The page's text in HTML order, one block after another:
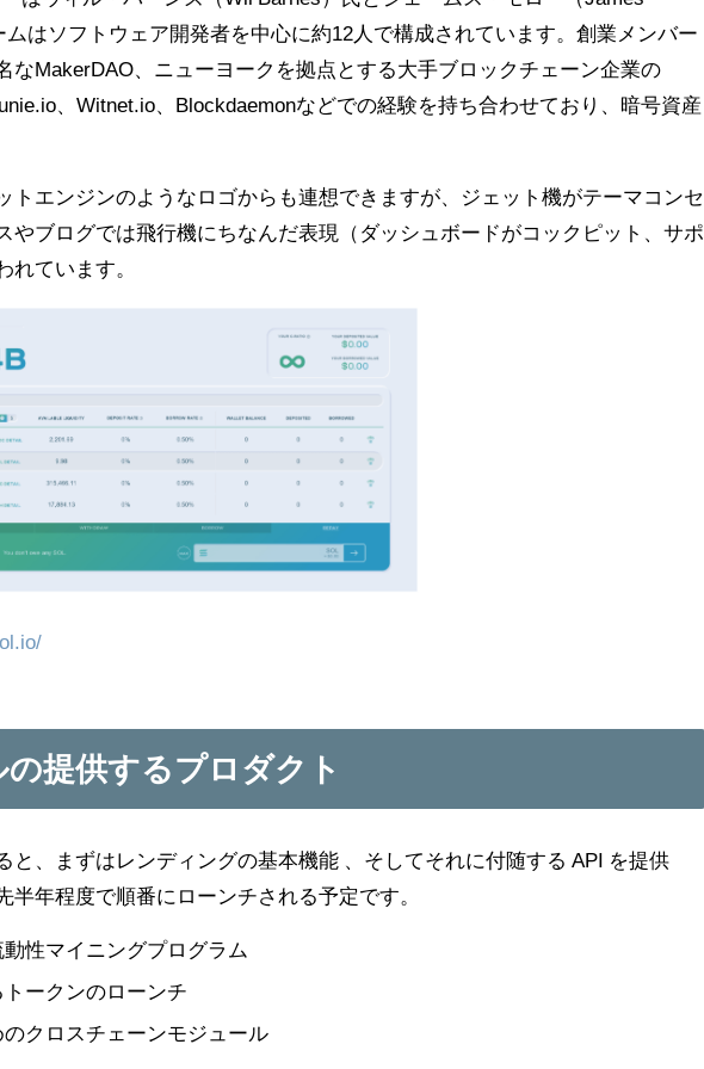
はソフトウェア開発者を中心に約12人で構成されています。創業メンバー
なMakerDAO、ニューヨークを拠点とする大手ブロックチェーン企業の
、Witnet.io、Blockdaemonなどでの経験を持ち合わせており、暗号資産
トエンジンのようなロゴからも連想できますが、ジェット機がテーマコンセ
やブログでは飛行機にちなんだ表現（ダッシュボードがコックピット、サポ
れています。
提供するプロダクト
と、まずはレンディングの基本機能 、そしてそれに付随する API を提供
半年程度で順番にローンチされる予定です。
性マイニングプログラム
ークンのローンチ
クロスチェーンモジュール